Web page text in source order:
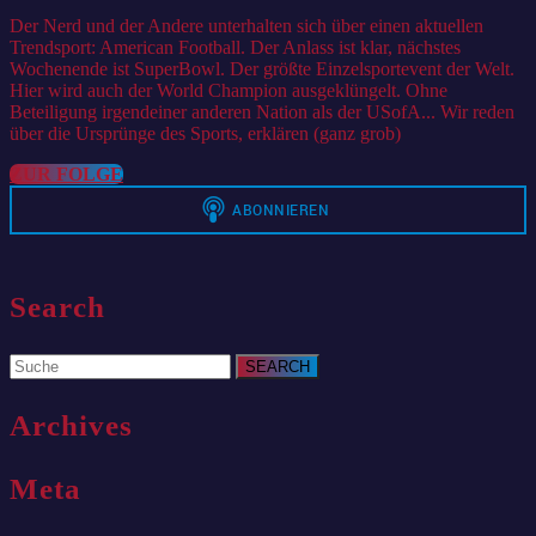
2021
Der Nerd und der Andere unterhalten sich über einen aktuellen
Trendsport: American Football. Der Anlass ist klar, nächstes
Wochenende ist SuperBowl. Der größte Einzelsportevent der Welt.
Hier wird auch der World Champion ausgeklüngelt. Ohne
Beteiligung irgendeiner anderen Nation als der USofA... Wir reden
über die Ursprünge des Sports, erklären (ganz grob)
ZUR FOLGEZUR
FOLGE
Search
Search
for:
Archives
Meta